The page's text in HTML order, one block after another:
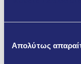
συγκατάθεσης
Απολύτως